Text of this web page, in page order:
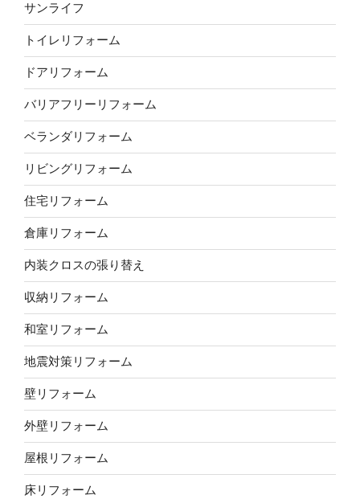
サンライフ
トイレリフォーム
ドアリフォーム
バリアフリーリフォーム
ベランダリフォーム
リビングリフォーム
住宅リフォーム
倉庫リフォーム
内装クロスの張り替え
収納リフォーム
和室リフォーム
地震対策リフォーム
壁リフォーム
外壁リフォーム
屋根リフォーム
床リフォーム